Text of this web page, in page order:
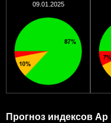
09.01.2025
Прогноз индексов Ap